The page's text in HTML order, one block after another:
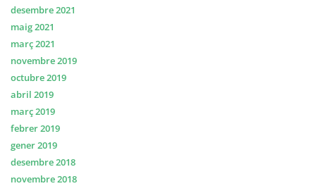
desembre 2021
maig 2021
març 2021
novembre 2019
octubre 2019
abril 2019
març 2019
febrer 2019
gener 2019
desembre 2018
novembre 2018